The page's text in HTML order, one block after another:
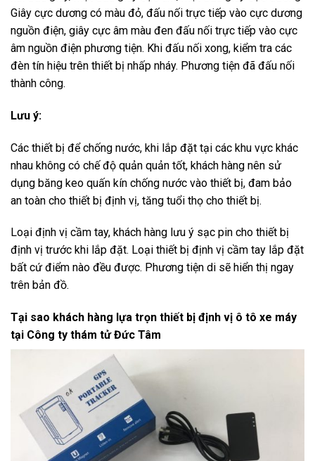
Giây cực dương có màu đỏ, đấu nối trực tiếp vào cực dương
nguồn điện, giây cực âm màu đen đấu nối trực tiếp vào cực
âm nguồn điện phương tiện. Khi đấu nối xong, kiểm tra các
đèn tín hiệu trên thiết bị nhấp nháy. Phương tiện đã đấu nối
thành công.
Lưu ý:
Các thiết bị để chống nước, khi lắp đặt tại các khu vực khác
nhau không có chế độ quản quản tốt, khách hàng nên sử
dụng băng keo quấn kín chống nước vào thiết bị, đam bảo
an toàn cho thiết bị định vị, tăng tuổi thọ cho thiết bị.
Loại định vị cầm tay, khách hàng lưu ý sạc pin cho thiết bị
định vị trước khi lắp đặt. Loại thiết bị định vị cầm tay lắp đặt
bất cứ điểm nào đều được. Phương tiện di sẽ hiển thị ngay
trên bản đồ.
Tại sao khách hàng lựa trọn thiết bị định vị ô tô xe máy
tại Công ty thám tử Đức Tâm